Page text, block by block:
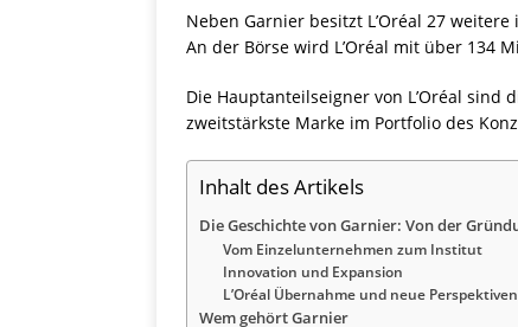
Neben Garnier besitzt L’Oréal 27
An der Börse wird L’Oréal mit über 134
Die Hauptanteilseigner von L’Oréal sind
zweitstärkste Marke im Portfolio des
Inhalt des Artikels
Die Geschichte von Garnier: Von der
Vom Einzelunternehmen zum Institut
Innovation und Expansion
L’Oréal Übernahme und neue Perspektiven
Wem gehört Garnier